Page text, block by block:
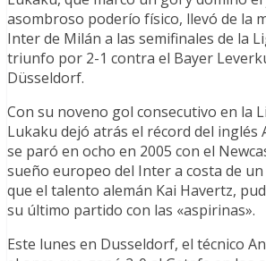
asombroso poderío físico, llevó de la
Inter de Milán a las semifinales de la
triunfo por 2-1 contra el Bayer
Düsseldorf.
Con su noveno gol consecutivo en la
Lukaku dejó atrás el récord del inglés
se paró en ocho en 2005 con el
sueño europeo del Inter a costa de
que el talento alemán Kai Havertz,
su último partido con las «aspirinas».
Este lunes en Dusseldorf, el técnico